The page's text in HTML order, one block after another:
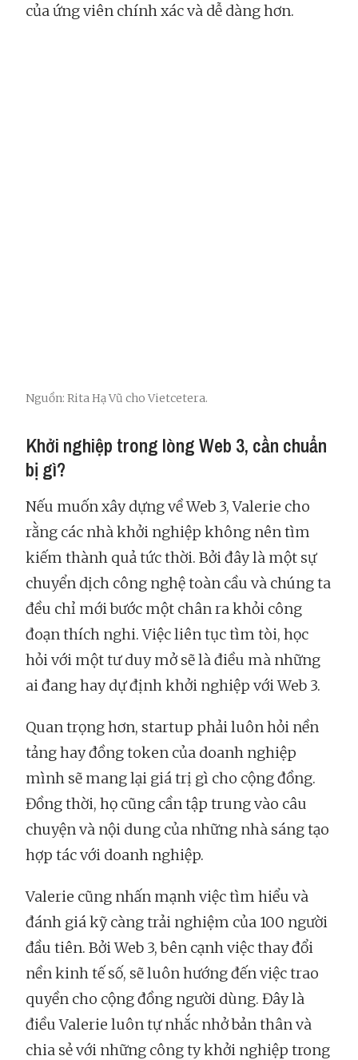
của ứng viên chính xác và dễ dàng hơn.
Nguồn: Rita Hạ Vũ cho Vietcetera.
Khởi nghiệp trong lòng Web 3, cần chuẩn
bị gì?
Nếu muốn xây dựng về Web 3, Valerie cho
rằng các nhà khởi nghiệp không nên tìm
kiếm thành quả tức thời. Bởi đây là một sự
chuyển dịch công nghệ toàn cầu và chúng ta
đều chỉ mới bước một chân ra khỏi công
đoạn thích nghi. Việc liên tục tìm tòi, học
hỏi với một tư duy mở sẽ là điều mà những
ai đang hay dự định khởi nghiệp với Web 3.
Quan trọng hơn, startup phải luôn hỏi nền
tảng hay đồng token của doanh nghiệp
mình sẽ mang lại giá trị gì cho cộng đồng.
Đồng thời, họ cũng cần tập trung vào câu
chuyện và nội dung của những nhà sáng tạo
hợp tác với doanh nghiệp.
Valerie cũng nhấn mạnh việc tìm hiểu và
đánh giá kỹ càng trải nghiệm của 100 người
đầu tiên. Bởi Web 3, bên cạnh việc thay đổi
nền kinh tế số, sẽ luôn hướng đến việc trao
quyền cho cộng đồng người dùng. Đây là
điều Valerie luôn tự nhắc nhở bản thân và
chia sẻ với những công ty khởi nghiệp trong